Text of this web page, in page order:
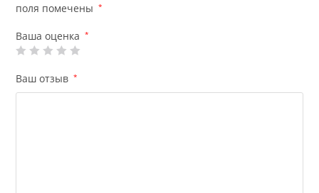
поля помечены
*
Ваша оценка *
Ваш отзыв *